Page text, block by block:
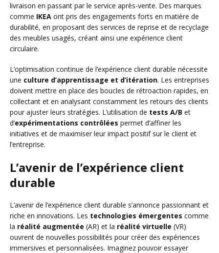
livraison en passant par le service après-vente. Des marques
comme IKEA ont pris des engagements forts en matière de
durabilité, en proposant des services de reprise et de recyclage
des meubles usagés, créant ainsi une expérience client
circulaire.
L’optimisation continue de l’expérience client durable nécessite
une culture d’apprentissage et d’itération. Les entreprises
doivent mettre en place des boucles de rétroaction rapides, en
collectant et en analysant constamment les retours des clients
pour ajuster leurs stratégies. L’utilisation de tests A/B et
d’expérimentations contrôlées permet d’affiner les
initiatives et de maximiser leur impact positif sur le client et
l’entreprise.
L’avenir de l’expérience client
durable
L’avenir de l’expérience client durable s’annonce passionnant et
riche en innovations. Les technologies émergentes comme
la réalité augmentée (AR) et la réalité virtuelle (VR)
ouvrent de nouvelles possibilités pour créer des expériences
immersives et personnalisées. Imaginez pouvoir essayer